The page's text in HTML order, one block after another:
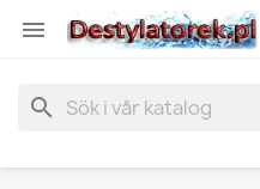

search